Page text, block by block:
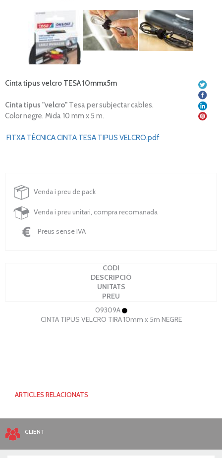
Cinta tipus velcro TESA 10mmx5m
Cinta tipus "velcro" Tesa per subjectar cables.
Color negre. Mida 10 mm x 5 m.
FITXA TÈCNICA CINTA TESA TIPUS VELCRO.pdf
Venda i preu de pack
Venda i preu unitari, compra recomanada
Preus sense IVA
CODI
DESCRIPCIÓ
UNITATS
PREU
09309A
CINTA TIPUS VELCRO TIRA 10mm x 5m NEGRE
ARTICLES RELACIONATS
CLIENT